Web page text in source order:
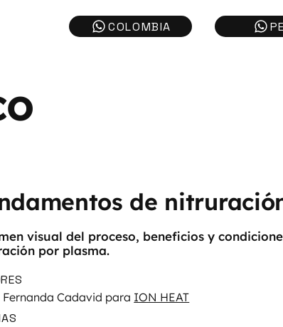
de
visual del proceso, beneficios y
por plasma.
Fernanda Cadavid para ION HEAT